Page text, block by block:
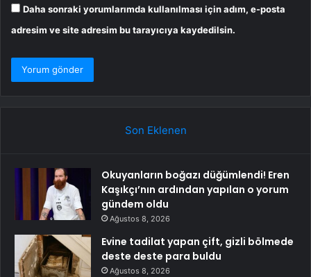
Daha sonraki yorumlarımda kullanılması için adım, e-posta
adresim ve site adresim bu tarayıcıya kaydedilsin.
Son Eklenen
Okuyanların boğazı düğümlendi! Eren
Kaşıkçı’nın ardından yapılan o yorum
gündem oldu
Ağustos 8, 2026
Evine tadilat yapan çift, gizli bölmede
deste deste para buldu
Ağustos 8, 2026